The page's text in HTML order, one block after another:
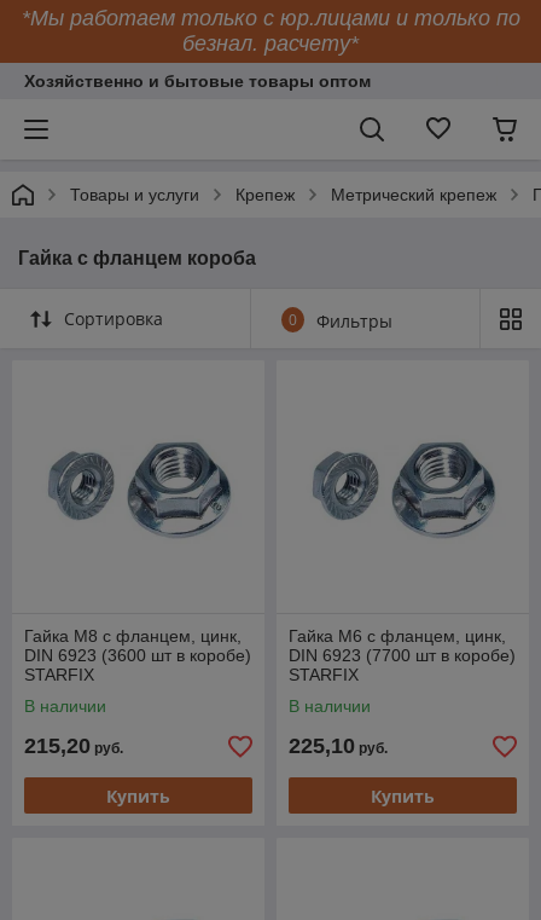
*Мы работаем только с юр.лицами и только по
безнал. расчету*
Хозяйственно и бытовые товары оптом
Товары и услуги Крепеж Метрический крепеж
Гайка с фланцем короба
Сортировка 0 Фильтры
Гайка М8 с фланцем, цинк,
DIN 6923 (3600 шт в коробе)
STARFIX
В наличии
215,20 руб.
Купить
Гайка М6 с фланцем, цинк,
DIN 6923 (7700 шт в коробе)
STARFIX
В наличии
225,10 руб.
Купить